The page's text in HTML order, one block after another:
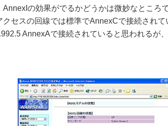
AnnexIの効果がでるかどうかは微妙なところで
クセスの回線では標準でAnnexCで接続されて
AnnexAで接続されていると思われるが